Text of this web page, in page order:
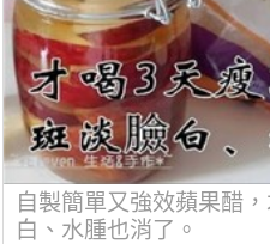
自製簡單又強效蘋果醋
白、水腫也消了。